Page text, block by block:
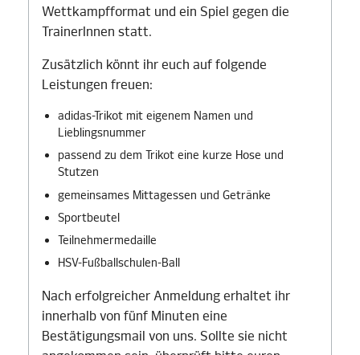
Wettkampfformat und ein Spiel gegen die
TrainerInnen statt.
Zusätzlich könnt ihr euch auf folgende
Leistungen freuen:
adidas-Trikot mit eigenem Namen und
Lieblingsnummer
passend zu dem Trikot eine kurze Hose und
Stutzen
gemeinsames Mittagessen und Getränke
Sportbeutel
Teilnehmermedaille
HSV-Fußballschulen-Ball
Nach erfolgreicher Anmeldung erhaltet ihr
innerhalb von fünf Minuten eine
Bestätigungsmail von uns. Sollte sie nicht